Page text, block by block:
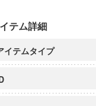
テム詳細
イテムタイプ